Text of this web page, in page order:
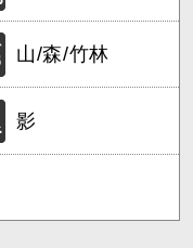
山/森/竹林
影